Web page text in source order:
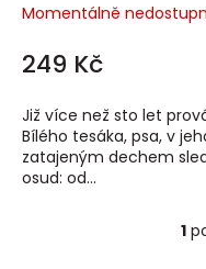
Momentálně
249 Kč
Již více než sto let
Bílého tesáka, psa, v
zatajeným dechem
osud: od...
1